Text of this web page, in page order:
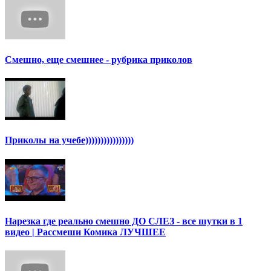
Смешно, еще смешнее - рубрика приколов
Приколы на учебе))))))))))))))))
Нарезка где реально смешно ДО СЛЕЗ - все шутки в 1
видео | Рассмеши Комика ЛУЧШЕЕ